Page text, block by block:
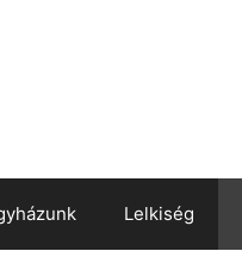
Lelkiség